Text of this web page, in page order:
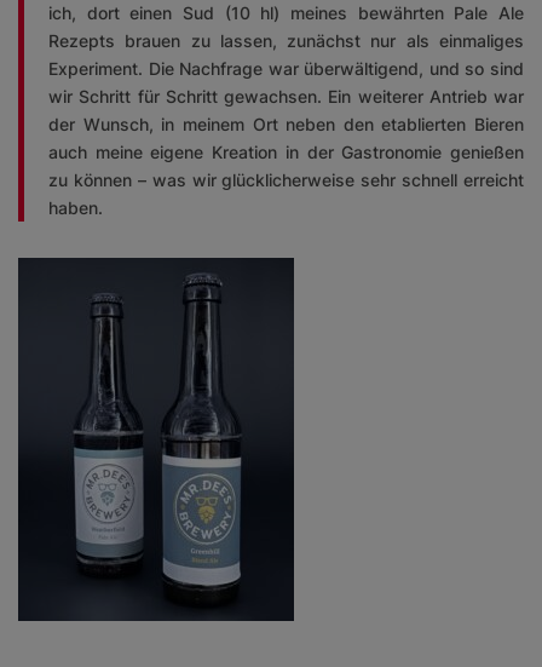
ich, dort einen Sud (10 hl) meines bewährten Pale Ale
Rezepts brauen zu lassen, zunächst nur als einmaliges
Experiment. Die Nachfrage war überwältigend, und so sind
wir Schritt für Schritt gewachsen. Ein weiterer Antrieb war
der Wunsch, in meinem Ort neben den etablierten Bieren
auch meine eigene Kreation in der Gastronomie genießen
zu können – was wir glücklicherweise sehr schnell erreicht
haben.